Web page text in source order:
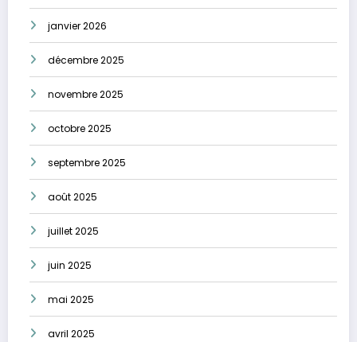
janvier 2026
décembre 2025
novembre 2025
octobre 2025
septembre 2025
août 2025
juillet 2025
juin 2025
mai 2025
avril 2025